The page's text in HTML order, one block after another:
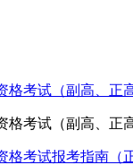
格考试（副高、正
格考试（副高、正
格考试报考指南（